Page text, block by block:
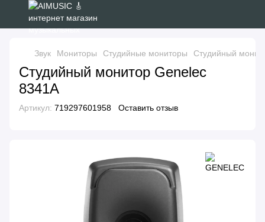
Звук Мониторы Студийные мониторы Студийный
Студийный монитор Genelec
8341A
Артикул: 719297601958 Оставить отзыв